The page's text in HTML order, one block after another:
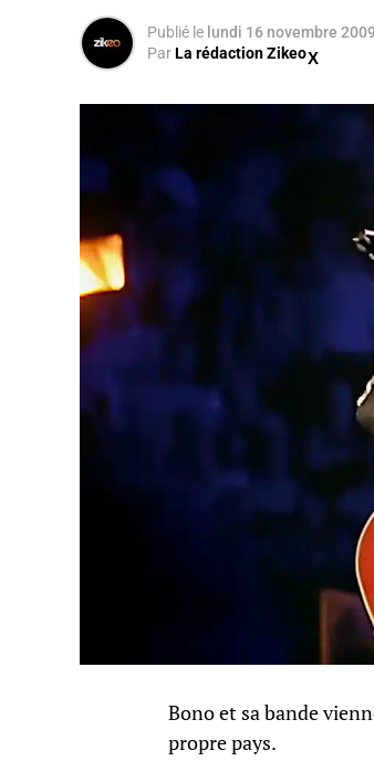
Publié le lundi 16 novembre 2009
ParLa rédaction Zikeo
Bono et sa bande
propre pays.